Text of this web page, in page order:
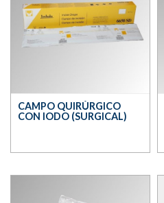
CAMPO QUIRÚRGICO
CON IODO (SURGICAL)